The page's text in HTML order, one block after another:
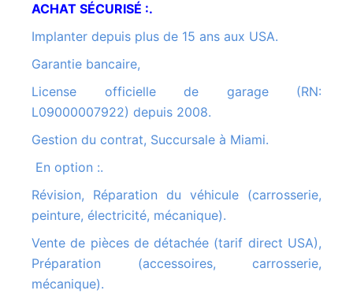
ACHAT SÉCURISÉ :.
Implanter depuis plus de 15 ans aux USA.
Garantie bancaire,
License officielle de garage (RN:
L09000007922) depuis 2008.
Gestion du contrat, Succursale à Miami.
En option :.
Révision, Réparation du véhicule (carrosserie,
peinture, électricité, mécanique).
Vente de pièces de détachée (tarif direct USA),
Préparation (accessoires, carrosserie,
mécanique).